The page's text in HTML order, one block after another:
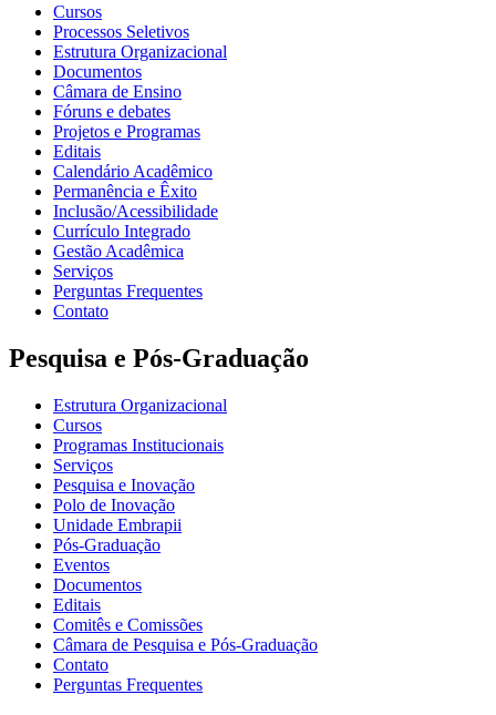
Cursos
Processos Seletivos
Estrutura Organizacional
Documentos
Câmara de Ensino
Fóruns e debates
Projetos e Programas
Editais
Calendário Acadêmico
Permanência e Êxito
Inclusão/Acessibilidade
Currículo Integrado
Gestão Acadêmica
Serviços
Perguntas Frequentes
Contato
Pesquisa e Pós-Graduação
Estrutura Organizacional
Cursos
Programas Institucionais
Serviços
Pesquisa e Inovação
Polo de Inovação
Unidade Embrapii
Pós-Graduação
Eventos
Documentos
Editais
Comitês e Comissões
Câmara de Pesquisa e Pós-Graduação
Contato
Perguntas Frequentes